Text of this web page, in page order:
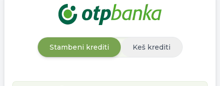
Stambeni krediti Keš krediti